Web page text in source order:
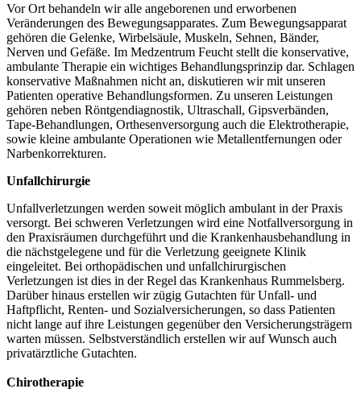
Vor Ort behandeln wir alle angeborenen und erworbenen
Veränderungen des Bewegungsapparates. Zum Bewegungsapparat
gehören die Gelenke, Wirbelsäule, Muskeln, Sehnen, Bänder,
Nerven und Gefäße. Im Medzentrum Feucht stellt die konservative,
ambulante Therapie ein wichtiges Behandlungsprinzip dar. Schlagen
konservative Maßnahmen nicht an, diskutieren wir mit unseren
Patienten operative Behandlungsformen. Zu unseren Leistungen
gehören neben Röntgendiagnostik, Ultraschall, Gipsverbänden,
Tape-Behandlungen, Orthesenversorgung auch die Elektrotherapie,
sowie kleine ambulante Operationen wie Metallentfernungen oder
Narbenkorrekturen.
Unfallchirurgie
Unfallverletzungen werden soweit möglich ambulant in der Praxis
versorgt. Bei schweren Verletzungen wird eine Notfallversorgung in
den Praxisräumen durchgeführt und die Krankenhausbehandlung in
die nächstgelegene und für die Verletzung geeignete Klinik
eingeleitet. Bei orthopädischen und unfallchirurgischen
Verletzungen ist dies in der Regel das Krankenhaus Rummelsberg.
Darüber hinaus erstellen wir zügig Gutachten für Unfall- und
Haftpflicht, Renten- und Sozialversicherungen, so dass Patienten
nicht lange auf ihre Leistungen gegenüber den Versicherungsträgern
warten müssen. Selbstverständlich erstellen wir auf Wunsch auch
privatärztliche Gutachten.
Chirotherapie